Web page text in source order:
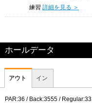
練習 詳細を見る ＞
ホールデータ
アウト イン
PAR:36 / Back:3555 /